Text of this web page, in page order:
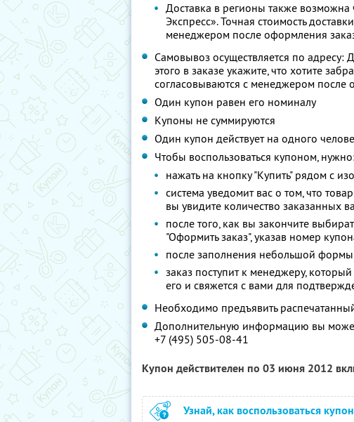
Доставка в регионы также
Экспресс». Точная стоимость
менеджером после оформления
Самовывоз осуществляется по адресу:
этого в заказе укажите, что хотите
согласовываются с менеджером после
Один купон равен его номиналу
Купоны не суммируются
Один купон действует на одного
Чтобы воспользоваться купоном,
нажать на кнопку "Купить" рядом с
система уведомит вас о том, что
вы увидите количество заказанных
после того, как вы закончите
"Оформить заказ", указав номер
после заполнения небольшой
заказ поступит к менеджеру,
его и свяжется с вами для
Необходимо предъявить
Дополнительную информацию вы
+7 (495) 505-08-41
Купон действителен по 03 июня 2012
Узнай, как воспользоваться